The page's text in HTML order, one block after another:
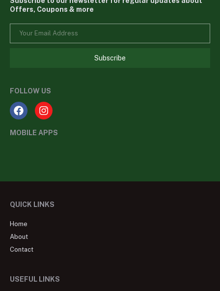
Offers, Coupons & more
Subscribe
FOLLOW US
MOBILE APPS
QUICK LINKS
Home
About
Contact
USEFUL LINKS